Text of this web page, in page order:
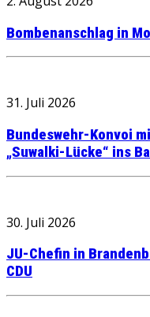
Bombenanschlag in
31. Juli 2026
Bundeswehr-Konvoi
„Suwalki-Lücke“ ins
30. Juli 2026
JU-Chefin in
CDU